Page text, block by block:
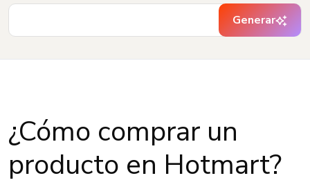
Generar
¿Cómo comprar un
producto en Hotmart?